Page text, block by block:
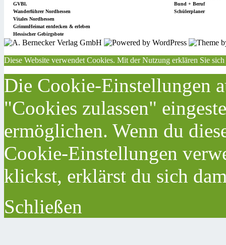
GVBl.
Bund + Beruf
Wanderführer Nordhessen
Schülerplaner
Vitales Nordhessen
GrimmHeimat entdecken & erleben
Hessischer Gebirgsbote
Diese Website verwendet Cookies. Mit der Nutzung erklären Sie
Die Cookie-Einstellungen
"Cookies zulassen"
ermöglichen. Wenn du
Cookie-Einstellungen
klickst, erklärst du sich
Schließen